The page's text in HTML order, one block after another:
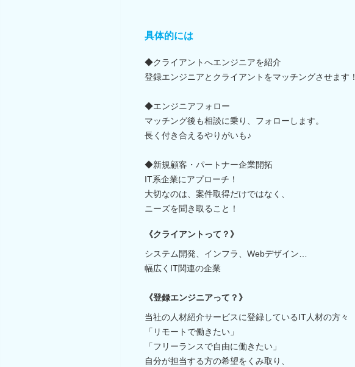
具体的には
◆クライアントへエンジニアを紹介
登録エンジニアとクライアントをマッチングさせます！
◆エンジニアフォロー
マッチング後も相談に乗り、フォローします。
長く付き合えるやりがいも♪
◆新規顧客・パートナー企業開拓
IT系企業にアプローチ！
大切なのは、案件取得だけではなく、
ニーズを聞き取ること！
《クライアントって？》
システム開発、インフラ、Webデザイン…
幅広くIT関連の企業
《登録エンジニアって？》
当社の人材紹介サービスに登録しているIT人材の方々
「リモートで働きたい」
「フリーランスで自由に働きたい」
自分が担当する方の希望をくみ取り、